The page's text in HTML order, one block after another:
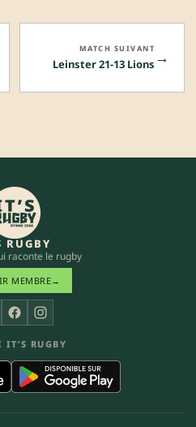
→
MATCH SUIVANT
Leinster 21-13 Lions
RUGBY
raconte le rugby
MEMBRE→
FacebookInstagram
IT’S RUGBY